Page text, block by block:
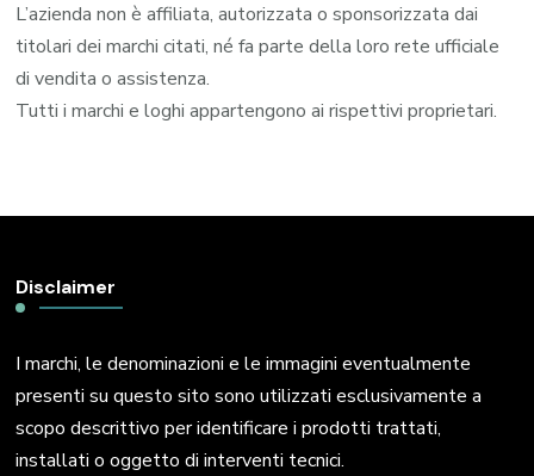
L’azienda non è affiliata, autorizzata o sponsorizzata dai
titolari dei marchi citati, né fa parte della loro rete ufficiale
di vendita o assistenza.
Tutti i marchi e loghi appartengono ai rispettivi proprietari.
Disclaimer
I marchi, le denominazioni e le immagini eventualmente
presenti su questo sito sono utilizzati esclusivamente a
scopo descrittivo per identificare i prodotti trattati,
installati o oggetto di interventi tecnici.